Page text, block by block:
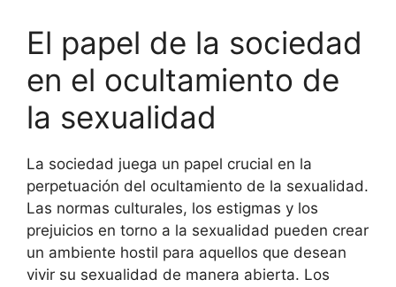
El papel de la sociedad
en el ocultamiento de
la sexualidad
La sociedad juega un papel crucial en la
perpetuación del ocultamiento de la sexualidad.
Las normas culturales, los estigmas y los
prejuicios en torno a la sexualidad pueden crear
un ambiente hostil para aquellos que desean
vivir su sexualidad de manera abierta. Los